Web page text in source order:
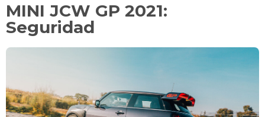
MINI JCW GP 2021:
Seguridad